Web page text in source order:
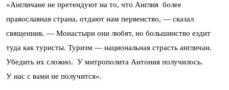
«Англичане не претендуют на то, что Англия более
православная страна, отдают нам первенство, — сказал
священник. — Монастыри они любят, но большинство ездит
туда как туристы. Туризм — национальная страсть англичан.
Убедить их сложно. У митрополита Антония получилось.
У нас с вами не получится».